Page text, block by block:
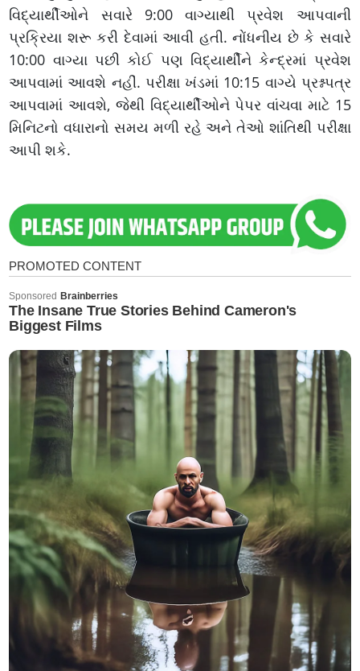
વિદ્યાર્થીઓને સવારે 9:00 વાગ્યાથી પ્રવેશ આપવાની
પ્રક્રિયા શરૂ કરી દેવામાં આવી હતી. નોંધનીય છે કે સવારે
10:00 વાગ્યા પછી કોઈ પણ વિદ્યાર્થીને કેન્દ્રમાં પ્રવેશ
આપવામાં આવશે નહીં. પરીક્ષા ખંડમાં 10:15 વાગ્યે પ્રશ્નપત્ર
આપવામાં આવશે, જેથી વિદ્યાર્થીઓને પેપર વાંચવા માટે 15
મિનિટનો વધારાનો સમય મળી રહે અને તેઓ શાંતિથી પરીક્ષા
આપી શકે.